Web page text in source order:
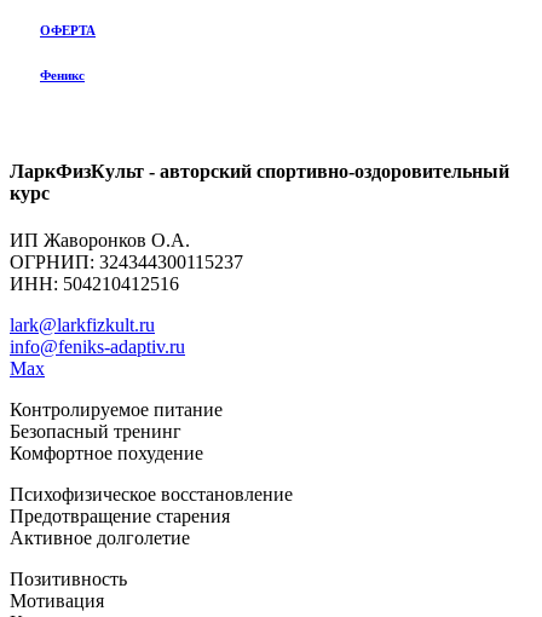
ОФЕРТА
Феникс
ЛаркФизКульт - авторский спортивно-оздоровительный
курс
ИП Жаворонков О.А.
ОГРНИП: 324344300115237
ИНН: 504210412516
lark@larkfizkult.ru
info@feniks-adaptiv.ru
Max
Контролируемое питание
Безопасный тренинг
Комфортное похудение
Психофизическое восстановление
Предотвращение старения
Активное долголетие
Позитивность
Мотивация